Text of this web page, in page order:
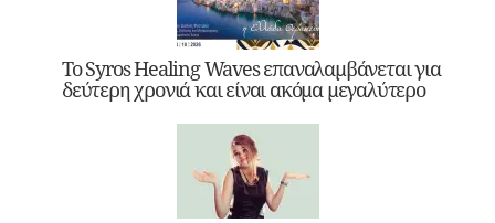
Το Syros Healing Waves επαναλαμβάνεται για
δεύτερη χρονιά και είναι ακόμα μεγαλύτερο